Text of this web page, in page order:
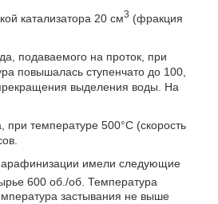
катализатора 20 см3 (фракция
подаваемого на проток, при
повышалась ступенчато до 100,
выделения воды. На
температуре 500°С (скорость
имели следующие
600 об./об. Температура
застывания не выше